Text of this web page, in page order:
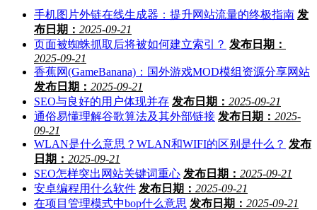
手机图片外链在线生成器：提升网站流量的终极指南 发
布日期： 2025-09-21
页面被蜘蛛抓取后将被如何建立索引？ 发布日期：
2025-09-21
香蕉网(GameBanana)：国外游戏MOD模组资源分享网站
发布日期： 2025-09-21
SEO与良好的用户体现并存 发布日期： 2025-09-21
通俗易懂理解谷歌算法及其外部链接 发布日期： 2025-
09-21
WLAN是什么意思？WLAN和WIFI的区别是什么？ 发布
日期： 2025-09-21
SEO怎样突出网站关键词重心 发布日期： 2025-09-21
安卓编程用什么软件 发布日期： 2025-09-21
在项目管理模式中bop什么意思 发布日期： 2025-09-21